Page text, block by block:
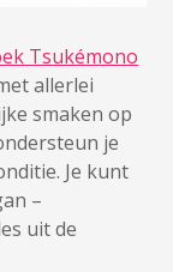
Tsukémono
allerlei
smaken op
je
Je kunt
–
uit de